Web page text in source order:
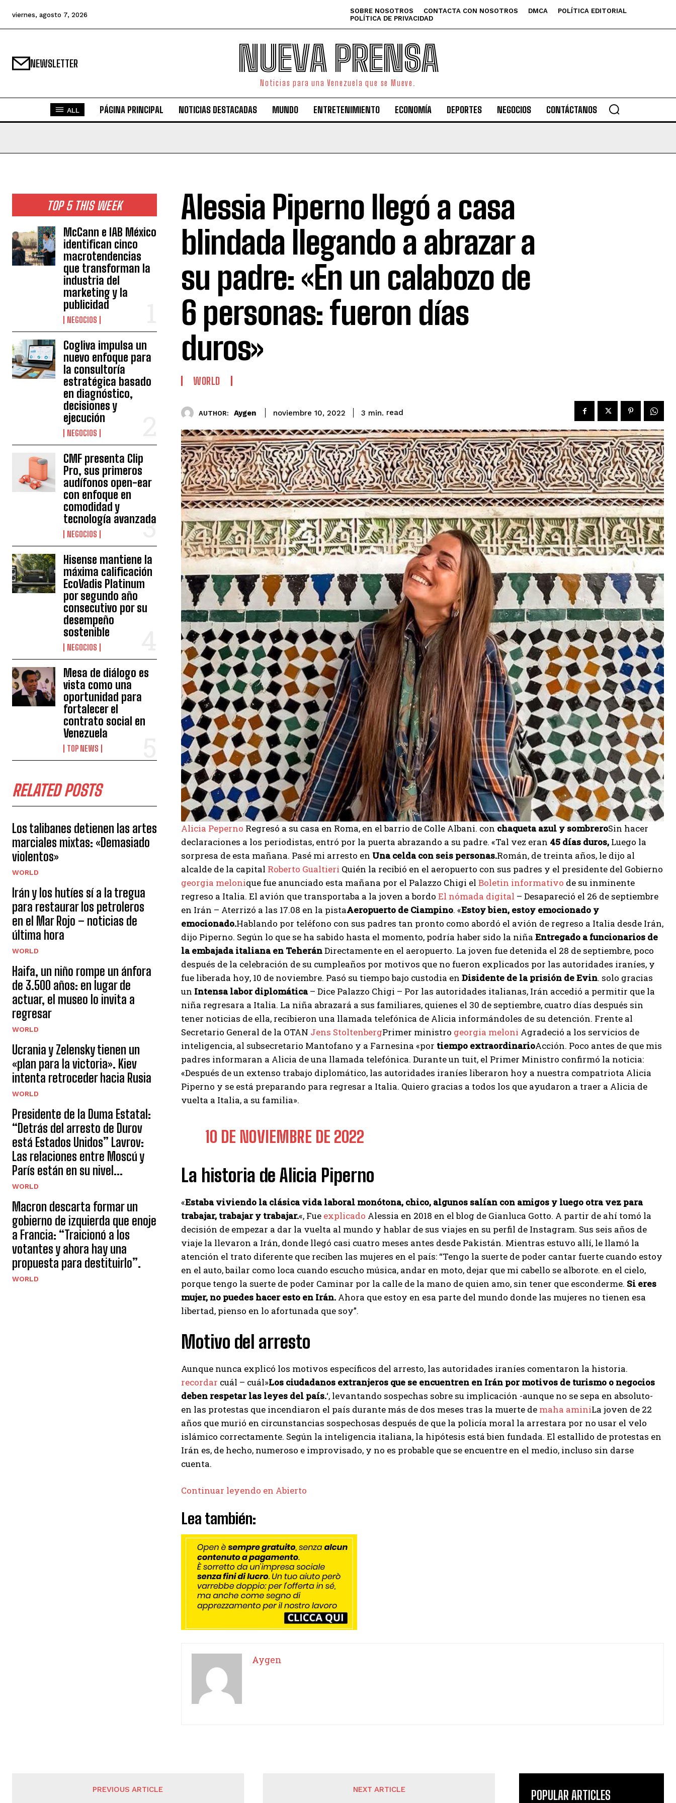
I WANT IN
I've read and accept the
Aygen
viernes, agosto 7, 2026 SOBRE NOSOTROS CONTACTA CON NOSOTROS DMCA
POLÍTICA EDITORIAL
POLÍTICA DE PRIVACIDAD
NEWSLETTER NUEVA PRENSA
Noticias para una Venezuela que se Mueve.
ALL PÁGINA PRINCIPAL NOTICIAS DESTACADAS MUNDO ENTRETENIMIENTO ECONOMÍA DEPORTES NEGOCIOS CONTÁCTANOS
TOP 5 THIS WEEK
McCann e IAB México
identifican cinco
macrotendencias
que transforman la
industria del
marketing y la
publicidad
NEGOCIOS
Cogliva impulsa un
nuevo enfoque para
la consultoría
estratégica basado
en diagnóstico,
decisiones y
ejecución
NEGOCIOS
CMF presenta Clip
Pro, sus primeros
audífonos open-ear
con enfoque en
comodidad y
tecnología avanzada
NEGOCIOS
Hisense mantiene la
máxima calificación
EcoVadis Platinum
por segundo año
consecutivo por su
desempeño
sostenible
NEGOCIOS
Mesa de diálogo es
vista como una
oportunidad para
fortalecer el
contrato social en
Venezuela
TOP NEWS
RELATED POSTS
Los talibanes detienen las artes
marciales mixtas: «Demasiado
violentos»
WORLD
Irán y los hutíes sí a la tregua
para restaurar los petroleros
en el Mar Rojo – noticias de
última hora
WORLD
Haifa, un niño rompe un ánfora
de 3.500 años: en lugar de
actuar, el museo lo invita a
regresar
WORLD
Ucrania y Zelensky tienen un
«plan para la victoria». Kiev
intenta retroceder hacia Rusia
WORLD
Presidente de la Duma Estatal:
“Detrás del arresto de Durov
está Estados Unidos” Lavrov:
Las relaciones entre Moscú y
París están en su nivel...
WORLD
Macron descarta formar un
gobierno de izquierda que enoje
a Francia: “Traicionó a los
votantes y ahora hay una
propuesta para destituirlo”.
WORLD
Alessia Piperno llegó a casa
blindada llegando a abrazar a
su padre: «En un calabozo de
6 personas: fueron días
duros»
WORLD
AUTHOR: Aygen noviembre 10, 2022 3 min. read
Alicia Peperno Regresó a su casa en Roma, en el barrio de Colle Albani. con chaqueta azul y sombreroSin hacer
declaraciones a los periodistas, entró por la puerta abrazando a su padre. «Tal vez eran 45 días duros, Luego la
sorpresa de esta mañana. Pasé mi arresto en Una celda con seis personas.Román, de treinta años, le dijo al
alcalde de la capital Roberto Gualtieri Quién la recibió en el aeropuerto con sus padres y el presidente del Gobierno
georgia melonique fue anunciado esta mañana por el Palazzo Chigi el Boletin informativo de su inminente
regreso a Italia. El avión que transportaba a la joven a bordo El nómada digital – Desapareció el 26 de septiembre
en Irán – Aterrizó a las 17.08 en la pistaAeropuerto de Ciampino. «Estoy bien, estoy emocionado y
emocionado.Hablando por teléfono con sus padres tan pronto como abordó el avión de regreso a Italia desde Irán,
dijo Piperno. Según lo que se ha sabido hasta el momento, podría haber sido la niña Entregado a funcionarios de
la embajada italiana en TeheránDirectamente en el aeropuerto. La joven fue detenida el 28 de septiembre, poco
después de la celebración de su cumpleaños por motivos que no fueron explicados por las autoridades iraníes, y
fue liberada hoy, 10 de noviembre. Pasó su tiempo bajo custodia en Disidente de la prisión de Evin. solo gracias
un Intensa labor diplomática– Dice Palazzo Chigi – Por las autoridades italianas, Irán accedió a permitir que la
niña regresara a Italia. La niña abrazará a sus familiares, quienes el 30 de septiembre, cuatro días después sin
tener noticias de ella, recibieron una llamada telefónica de Alicia informándoles de su detención. Frente al
Secretario General de la OTAN Jens StoltenbergPrimer ministro georgia meloni Agradeció a los servicios de
inteligencia, al subsecretario Mantofano y a Farnesina «por tiempo extraordinarioAcción. Poco antes de que mis
padres informaran a Alicia de una llamada telefónica. Durante un tuit, el Primer Ministro confirmó la noticia:
«Después de un extenso trabajo diplomático, las autoridades iraníes liberaron hoy a nuestra compatriota Alicia
Piperno y se está preparando para regresar a Italia. Quiero gracias a todos los que ayudaron a traer a Alicia de
vuelta a Italia, a su familia».
10 DE NOVIEMBRE DE 2022
La historia de Alicia Piperno
«Estaba viviendo la clásica vida laboral monótona, chico, algunos salían con amigos y luego otra vez para
trabajar, trabajar y trabajar.«, Fue explicado Alessia en 2018 en el blog de Gianluca Gotto. A partir de ahí tomó la
decisión de empezar a dar la vuelta al mundo y hablar de sus viajes en su perfil de Instagram. Sus seis años de
viaje la llevaron a Irán, donde llegó casi cuatro meses antes desde Pakistán. Mientras estuvo allí, le llamó la
atención el trato diferente que reciben las mujeres en el país: “Tengo la suerte de poder cantar fuerte cuando estoy
en el auto, bailar como loca cuando escucho música, andar en moto, dejar que mi cabello se alborote. en el cielo,
porque tengo la suerte de poder Caminar por la calle de la mano de quien amo, sin tener que esconderme. Si eres
mujer, no puedes hacer esto en Irán. Ahora que estoy en esa parte del mundo donde las mujeres no tienen esa
libertad, pienso en lo afortunada que soy”.
Motivo del arresto
Aunque nunca explicó los motivos específicos del arresto, las autoridades iraníes comentaron la historia.
recordar cuál – cuál»Los ciudadanos extranjeros que se encuentren en Irán por motivos de turismo o negocios
deben respetar las leyes del país.‘, levantando sospechas sobre su implicación -aunque no se sepa en absoluto-
en las protestas que incendiaron el país durante más de dos meses tras la muerte de maha aminiLa joven de 22
años que murió en circunstancias sospechosas después de que la policía moral la arrestara por no usar el velo
islámico correctamente. Según la inteligencia italiana, la hipótesis está bien fundada. El estallido de protestas en
Irán es, de hecho, numeroso e improvisado, y no es probable que se encuentre en el medio, incluso sin darse
cuenta.
Continuar leyendo en Abierto
Lea también:
Aygen
PREVIOUS ARTICLE NEXT ARTICLE POPULAR ARTICLES